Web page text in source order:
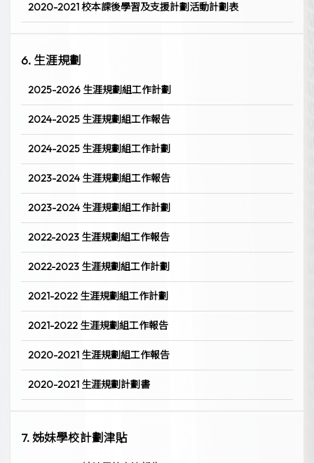
2020-2021 校本課後學習及支援計劃活動計劃表
6. 生涯規劃
2025-2026 生涯規劃組工作計劃
2024-2025 生涯規劃組工作報告
2024-2025 生涯規劃組工作計劃
2023-2024 生涯規劃組工作報告
2023-2024 生涯規劃組工作計劃
2022-2023 生涯規劃組工作報告
2022-2023 生涯規劃組工作計劃
2021-2022 生涯規劃組工作計劃
2021-2022 生涯規劃組工作報告
2020-2021 生涯規劃組工作報告
2020-2021 生涯規劃計劃書
7. 姊妹學校計劃津貼